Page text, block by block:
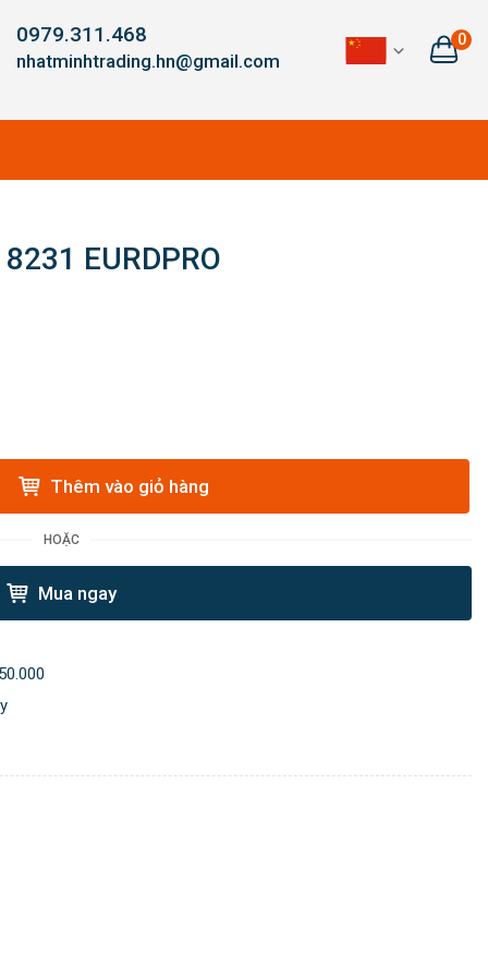
0979.311.468
nhatminhtrading.hn@gmail.com
0
EURDPRO
Thêm vào giỏ hàng
HOẶC
Mua ngay